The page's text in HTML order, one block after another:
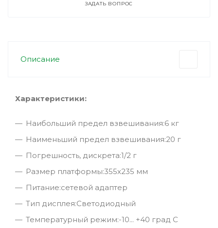
ЗАДАТЬ ВОПРОС
Описание
Характеристики:
Наибольший предел взвешивания:6 кг
Наименьший предел взвешивания:20 г
Погрешность, дискрета:1/2 г
Размер платформы:355х235 мм
Питание:сетевой адаптер
Тип дисплея:Светодиодный
Температурный режим:-10... +40 град С